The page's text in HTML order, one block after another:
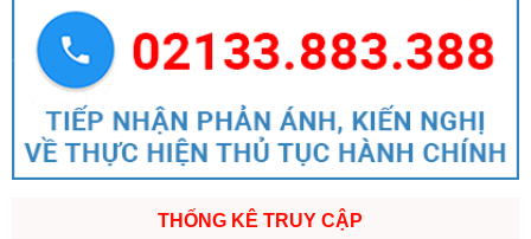
Tên:(Quyết định Ban hành Từ điển dữ liệu dùng chung tỉnh Lai
Châu (Phiên bản 1.0))
Ngày ban hành: (05/08/2026) -Ngày hiệu lực: (05/08/2026)
THỐNG KÊ TRUY CẬP